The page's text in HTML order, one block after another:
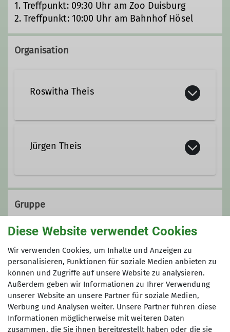
1. Treffpunkt: 09:30 Uhr am Zoo Duisburg
2. Treffpunkt: 10:00 Uhr am Bahnhof Hösel
Organisation
Roswitha Theis
Jürgen Theis
Gruppe
KulTourgruppe
Die KulTourwandergruppe verbindet
das Wandern mit einem kulturellen
Ereignis, wobei sich die Schwerpunkte
auch schon mal verlagern dürfen.
Diese Website verwendet Cookies
Wir verwenden Cookies, um Inhalte und Anzeigen zu
personalisieren, Funktionen für soziale Medien anbieten zu
können und Zugriffe auf unsere Website zu analysieren.
Außerdem geben wir Informationen zu Ihrer Verwendung
unserer Website an unsere Partner für soziale Medien,
Werbung und Analysen weiter. Unsere Partner führen diese
Informationen möglicherweise mit weiteren Daten
zusammen, die Sie ihnen bereitgestellt haben oder die sie